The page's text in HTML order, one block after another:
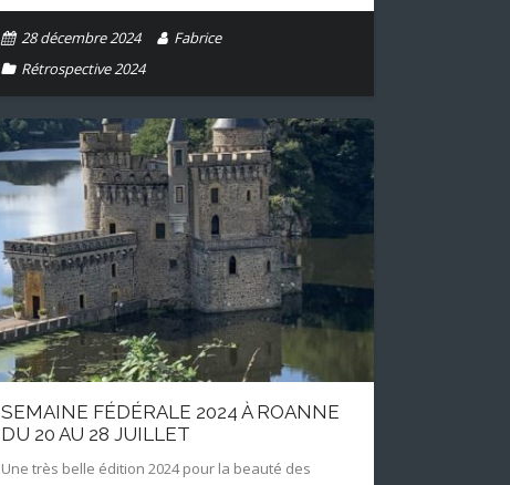
28 décembre 2024
Fabrice
Rétrospective 2024
SEMAINE FÉDÉRALE 2024 À ROANNE
DU 20 AU 28 JUILLET
Une très belle édition 2024 pour la beauté des